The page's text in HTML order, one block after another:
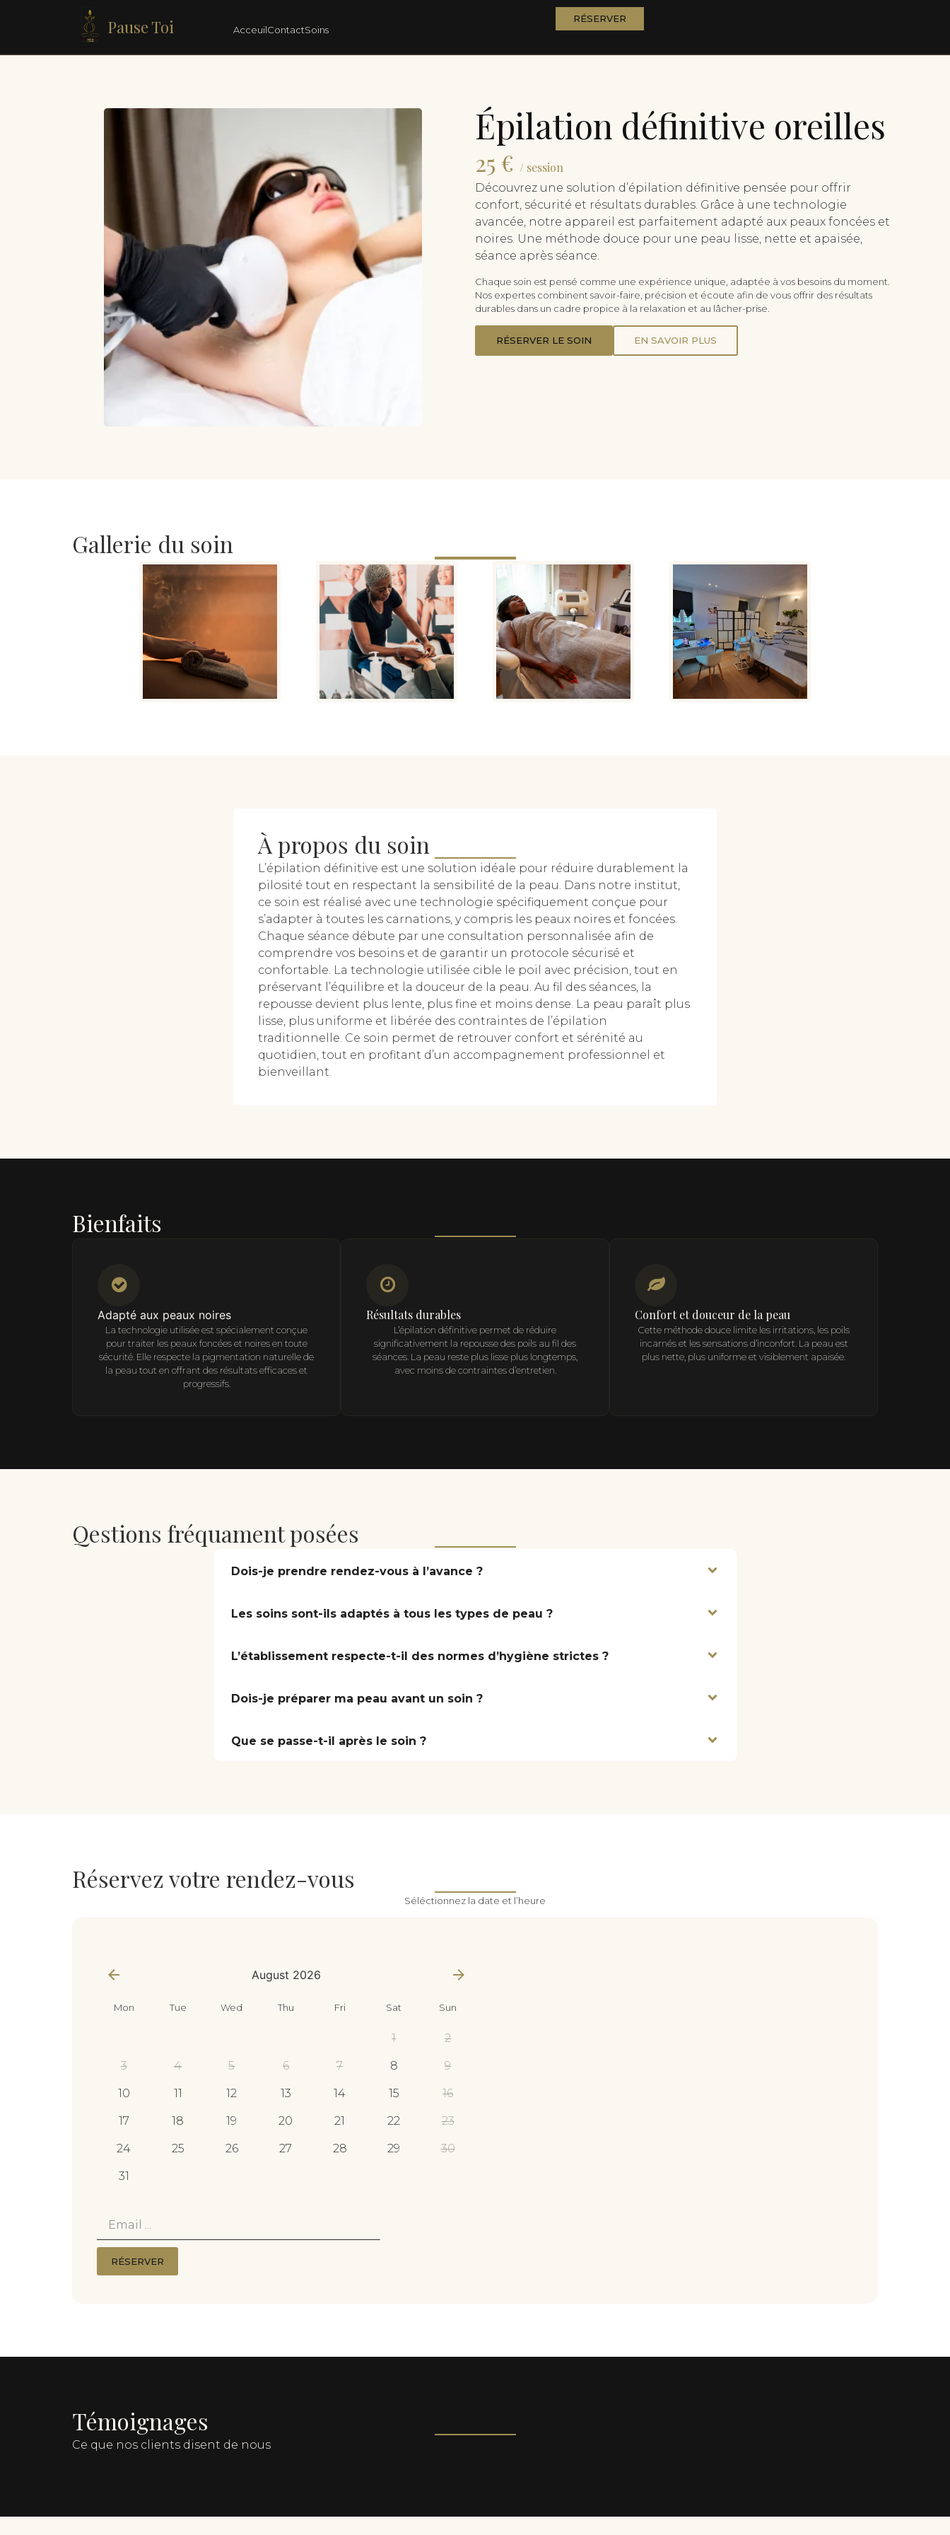
Pause Toi AcceuilContactSoins
RÉSERVER
Épilation définitive oreilles
25 € / session
Découvrez une solution d’épilation définitive pensée pour offrir
confort, sécurité et résultats durables. Grâce à une technologie
avancée, notre appareil est parfaitement adapté aux peaux foncées et
noires. Une méthode douce pour une peau lisse, nette et apaisée,
séance après séance.
Chaque soin est pensé comme une expérience unique, adaptée à vos besoins du moment.
Nos expertes combinent savoir-faire, précision et écoute afin de vous offrir des résultats
durables dans un cadre propice à la relaxation et au lâcher-prise.
RÉSERVER LE SOIN EN SAVOIR PLUS
Gallerie du soin
À propos du soin
L’épilation définitive est une solution idéale pour réduire durablement la
pilosité tout en respectant la sensibilité de la peau. Dans notre institut,
ce soin est réalisé avec une technologie spécifiquement conçue pour
s’adapter à toutes les carnations, y compris les peaux noires et foncées.
Chaque séance débute par une consultation personnalisée afin de
comprendre vos besoins et de garantir un protocole sécurisé et
confortable. La technologie utilisée cible le poil avec précision, tout en
préservant l’équilibre et la douceur de la peau. Au fil des séances, la
repousse devient plus lente, plus fine et moins dense. La peau paraît plus
lisse, plus uniforme et libérée des contraintes de l’épilation
traditionnelle. Ce soin permet de retrouver confort et sérénité au
quotidien, tout en profitant d’un accompagnement professionnel et
bienveillant.
Bienfaits
Adapté aux peaux noires
La technologie utilisée est spécialement conçue
pour traiter les peaux foncées et noires en toute
sécurité. Elle respecte la pigmentation naturelle de
la peau tout en offrant des résultats efficaces et
progressifs.
Résultats durables
L’épilation définitive permet de réduire
significativement la repousse des poils au fil des
séances. La peau reste plus lisse plus longtemps,
avec moins de contraintes d’entretien.
Confort et douceur de la peau
Cette méthode douce limite les irritations, les poils
incarnés et les sensations d’inconfort. La peau est
plus nette, plus uniforme et visiblement apaisée.
Qestions fréquament posées
Dois-je prendre rendez-vous à l’avance ?
Les soins sont-ils adaptés à tous les types de peau ?
L’établissement respecte-t-il des normes d’hygiène strictes ?
Dois-je préparer ma peau avant un soin ?
Que se passe-t-il après le soin ?
Réservez votre rendez-vous
Séléctionnez la date et l’heure
August 2026
Mon Tue Wed Thu Fri Sat Sun
1 2
3 4 5 6 7 8 9
10 11 12 13 14 15 16
17 18 19 20 21 22 23
24 25 26 27 28 29 30
31
RÉSERVER
Témoignages
Ce que nos clients disent de nous